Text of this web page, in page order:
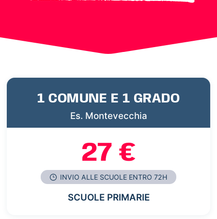
1 COMUNE E 1 GRADO
Es. Montevecchia
27 €
INVIO ALLE SCUOLE ENTRO 72H
SCUOLE PRIMARIE